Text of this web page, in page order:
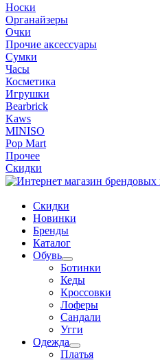
Носки
Органайзеры
Очки
Прочие аксессуары
Сумки
Часы
Косметика
Игрушки
Bearbrick
Kaws
MINISO
Pop Mart
Прочее
Скидки
Скидки
Новинки
Бренды
Каталог
Обувь
Ботинки
Кеды
Кроссовки
Лоферы
Сандали
Угги
Одежда
Платья